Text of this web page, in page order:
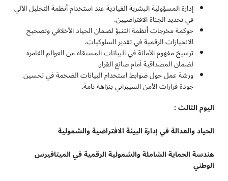
إدارة المسؤولية البشرية القيادية عند استخدام أنظمة التحليل الآلي
في تحديد الجناة الافتراضيين.
حوكمة مخرجات أنظمة التنبؤ لضمان الحياد الأخلاقي وتصحيح
الانحيازات الرقمية في تقدير السلوكيات.
ترسيخ مفهوم الأمانة في البيانات المستقاة من العوالم الغامرة
لضمان المصداقية أمام صانع القرار.
ورشة عمل حول ضوابط استخدام البيانات الضخمة في تحسين
جودة قرارات الأمن السيبراني بنزاهة تامة.
اليوم الثالث :
الحياد والعدالة في إدارة البيئة الافتراضية والشمولية
هندسة الحماية الشاملة والشمولية الرقمية في الميتافيرس
الوطني